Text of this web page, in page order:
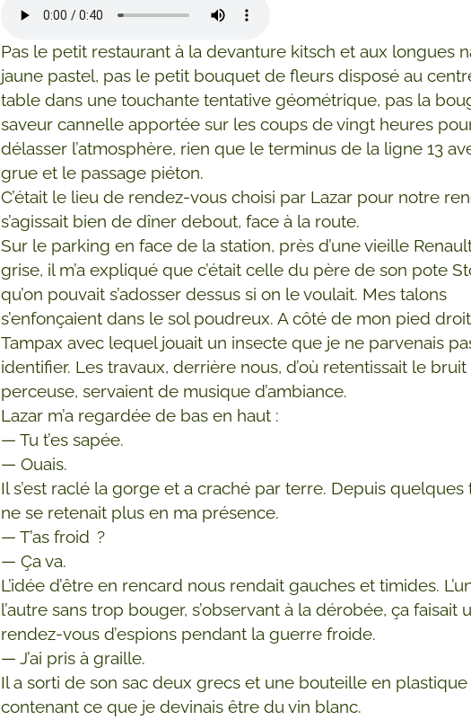
Pas le petit restaurant à la devanture kitsch et aux longues
jaune pastel, pas le petit bouquet de fleurs disposé au
table dans une touchante tentative géométrique, pas la
saveur cannelle apportée sur les coups de vingt heures
délasser l’atmosphère, rien que le terminus de la ligne 13
grue et le passage piéton.
C’était le lieu de rendez-vous choisi par Lazar pour notre
s’agissait bien de dîner debout, face à la route.
Sur le parking en face de la station, près d’une vieille
grise, il m’a expliqué que c’était celle du père de son pote
qu’on pouvait s’adosser dessus si on le voulait. Mes talons
s’enfonçaient dans le sol poudreux. A côté de mon pied
Tampax avec lequel jouait un insecte que je ne parvenais
identifier. Les travaux, derrière nous, d’où retentissait le bruit
perceuse, servaient de musique d’ambiance.
Lazar m’a regardée de bas en haut :
— Tu t’es sapée.
— Ouais.
Il s’est raclé la gorge et a craché par terre. Depuis quelques
ne se retenait plus en ma présence.
— T’as froid ?
— Ça va.
L’idée d’être en rencard nous rendait gauches et timides.
l’autre sans trop bouger, s’observant à la dérobée, ça faisait
rendez-vous d’espions pendant la guerre froide.
— J’ai pris à graille.
Il a sorti de son sac deux grecs et une bouteille en plastique
contenant ce que je devinais être du vin blanc.